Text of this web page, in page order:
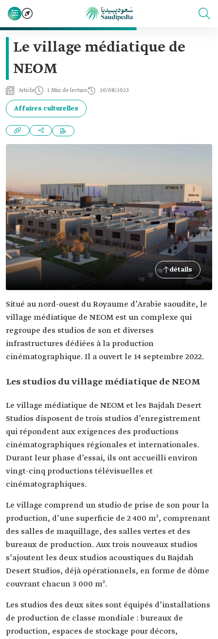
Le village médiatique de
NEOM
Article 1 Min de lecture 20/08/2023
Affaires culturelles
détails
Situé au nord-ouest du Royaume d’Arabie saoudite, le
village médiatique de NEOM est un complexe qui
regroupe des studios de son et diverses
infrastructures dédiées à la production
cinématographique. Il a ouvert le 14 septembre 2022.
Les studios du village médiatique de NEOM
Le village médiatique de NEOM et les Bajdah Desert
Studios disposent de trois studios d’enregistrement
qui répondent aux exigences des productions
cinématographiques régionales et internationales.
Durant leur phase d’essai, ils ont accueilli environ
vingt-cinq productions télévisuelles et
cinématographiques.
Le village comprend un studio de prise de son pour la
production, d’une superficie de 2 400 m², comprenant
des salles de maquillage, des salles vertes et des
bureaux de production. Aux trois nouveaux studios
s’ajoutent les deux studios acoustiques du Bajdah
Desert Studios, déjà opérationnels, en forme de dôme
couvrant chacun 3 000 m².
Les studios des deux sites sont équipés d’installations
de production de classe mondiale : bureaux de
production, espaces de stockage pour décors,